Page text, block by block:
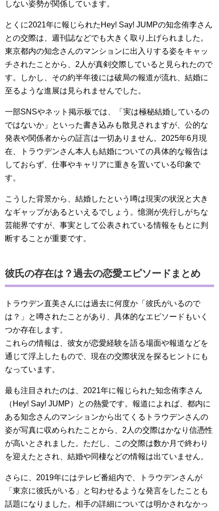
しない姿勢が関係しています。
とくに2021年に報じられたHey! Say! JUMPの知念侑李さん
との交際は、週刊誌などでも大きく取り上げられました。
東京都内の知念さんのマンションに出入りする姿をキャッ
チされたことから、2人が真剣交際していると見られたので
す。しかし、その約半年後には破局の報道が流れ、結婚に
至るような進展は見られませんでした。
一部SNSやネット掲示板では、「実は極秘結婚しているの
ではないか」といった書き込みも散見されますが、公的な
発表や関係者からの証言は一切ありません。2025年6月現
在、トラウデンさん本人も結婚についての具体的な報告は
しておらず、仕事やキャリアに重きを置いている印象で
す。
こうした背景から、結婚したという噂は現実の状況と大き
なギャップがあるといえるでしょう。憶測が先行しがちな
芸能界ですが、事実として公表されている情報をもとに判
断することが重要です。
彼氏の存在は？過去の恋愛エピソードまとめ
トラウデン直美さんには過去に何度か「彼氏がいるので
は？」と噂されたことがあり、具体的なエピソードもいく
つか存在します。
これらの情報は、彼女が恋愛経験を語る場面や報道などを
通じて浮上したもので、現在の交際状況を探るヒントにも
なっています。
最も注目されたのは、2021年に報じられた知念侑李さん
（Hey! Say! JUMP）との熱愛です。報道によれば、都内に
ある知念さんのマンションから出てくるトラウデンさんの
姿が写真に収められたことから、2人の交際はかなり信憑性
が高いとされました。ただし、この交際は数か月で終わり
を迎えたとされ、結婚や同棲などの情報は出ていません。
さらに、2019年にはテレビ番組内で、トラウデンさんが
「東京に彼氏がいる」と匂わせるような発言をしたことも
話題になりました。相手の詳細については明かされなかっ